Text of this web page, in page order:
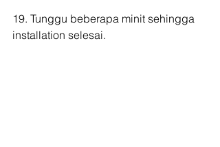
19. Tunggu beberapa minit sehingga
installation selesai.